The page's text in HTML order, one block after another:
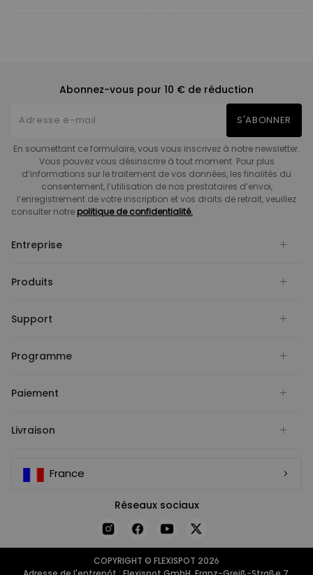
Abonnez-vous pour 10 € de réduction
S'ABONNER
En soumettant ce formulaire, vous vous inscrivez à notre newsletter.
Vous pouvez vous désinscrire à tout moment. Pour plus
d’informations sur le traitement de vos données, les finalités du
consentement, l’utilisation de nos prestataires d’envoi,
l’enregistrement de votre inscription et vos droits de retrait, veuillez
consulter notre politique de confidentialité.
Entreprise
Produits
Support
Programme
Paiement
Livraison
France
Réseaux sociaux
COPYRIGHT © FLEXISPOT 2026